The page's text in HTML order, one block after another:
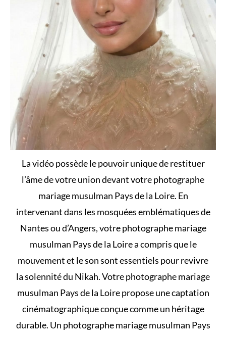
La vidéo possède le pouvoir unique de restituer
l’âme de votre union devant votre photographe
mariage musulman Pays de la Loire. En
intervenant dans les mosquées emblématiques de
Nantes ou d’Angers, votre photographe mariage
musulman Pays de la Loire a compris que le
mouvement et le son sont essentiels pour revivre
la solennité du Nikah. Votre photographe mariage
musulman Pays de la Loire propose une captation
cinématographique conçue comme un héritage
durable. Un photographe mariage musulman Pays